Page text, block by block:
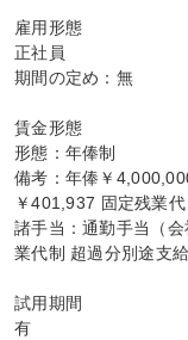
雇用形態
正社員
期間の定め：無
賃金形態
形態：年俸制
備考：年俸￥
￥401,937 固定残業
諸手当：通勤手当（
業代制 超過分別途支給
試用期間
有